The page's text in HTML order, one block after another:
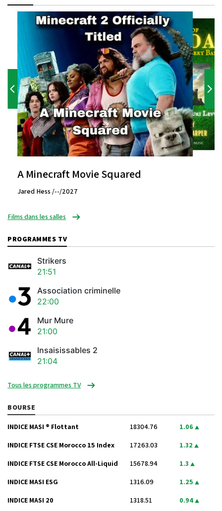
A Minecraft Movie Squared
Jared Hess /--/2027
Films dans les salles
PROGRAMMES TV
Strikers
21:51
Association criminelle
22:00
Mur Mure
21:00
Insaisissables 2
21:04
Tous les programmes TV
BOURSE
INDICE MASI ® Flottant 18304.76 1.06
INDICE FTSE CSE Morocco 15 Index 17263.03 1.32
INDICE FTSE CSE Morocco All-Liquid 15678.94 1.3
INDICE MASI ESG 1316.09 1.25
INDICE MASI 20 1318.51 0.94